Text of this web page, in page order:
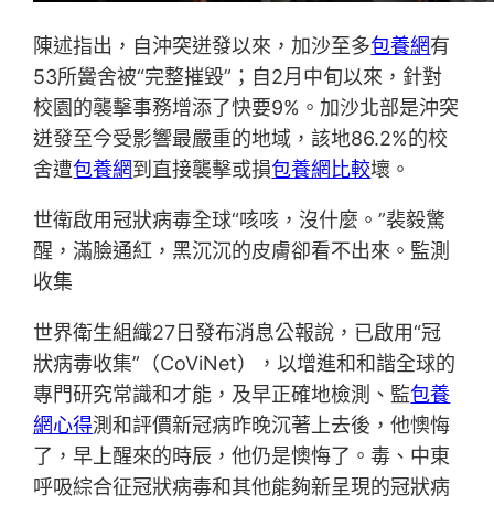
陳述指出，自沖突迸發以來，加沙至多包養網有
53所黌舍被“完整摧毀”；自2月中旬以來，針對
校園的襲擊事務增添了快要9%。加沙北部是沖突
迸發至今受影響最嚴重的地域，該地86.2%的校
舍遭包養網到直接襲擊或損包養網比較壞。
世衛啟用冠狀病毒全球“咳咳，沒什麼。”裴毅驚
醒，滿臉通紅，黑沉沉的皮膚卻看不出來。監測
收集
世界衛生組織27日發布消息公報說，已啟用“冠
狀病毒收集”（CoViNet），以增進和和諧全球的
專門研究常識和才能，及早正確地檢測、監包養
網心得測和評價新冠病昨晚沉著上去後，他懊悔
了，早上醒來的時辰，他仍是懊悔了。毒、中東
呼吸綜合征冠狀病毒和其他能夠新呈現的冠狀病